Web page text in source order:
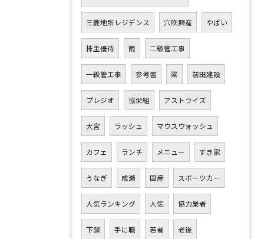
三菱地所レジデンス 穴吹興産 やばい
株主優待 雨 二級管工事
一級管工事 参考書 梁 前田建設
プレジオ 協栄組 アストライズ
大宮 ラッシュ マウスウォッシュ
カフェ ランチ メニュー すき家
うなぎ 成瀬 国産 スポーツカー
人気ランキング 人気 協力業者
下請 手に職 若者 老後